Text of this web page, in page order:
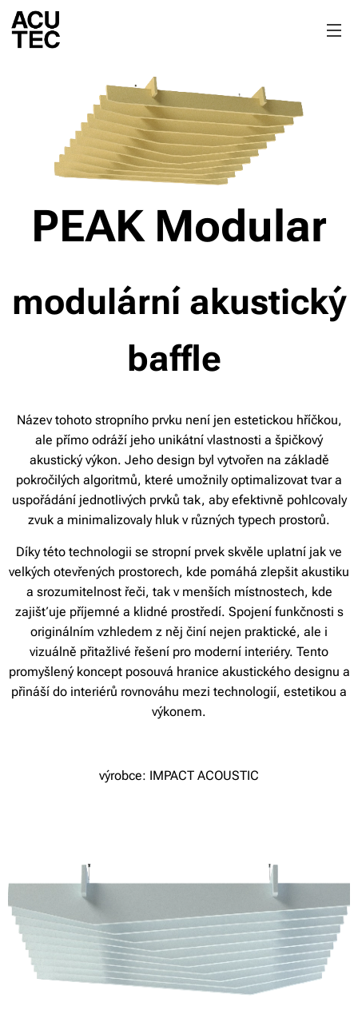
PEAK Modular
modulární akustický
baffle
Název tohoto stropního prvku není jen estetickou hříčkou,
ale přímo odráží jeho unikátní vlastnosti a špičkový
akustický výkon. Jeho design byl vytvořen na základě
pokročilých algoritmů, které umožnily optimalizovat tvar a
uspořádání jednotlivých prvků tak, aby efektivně pohlcovaly
zvuk a minimalizovaly hluk v různých typech prostorů.
Díky této technologii se stropní prvek skvěle uplatní jak ve
velkých otevřených prostorech, kde pomáhá zlepšit akustiku
a srozumitelnost řeči, tak v menších místnostech, kde
zajišťuje příjemné a klidné prostředí. Spojení funkčnosti s
originálním vzhledem z něj činí nejen praktické, ale i
vizuálně přitažlivé řešení pro moderní interiéry. Tento
promyšlený koncept posouvá hranice akustického designu a
přináší do interiérů rovnováhu mezi technologií, estetikou a
výkonem.
výrobce: IMPACT ACOUSTIC